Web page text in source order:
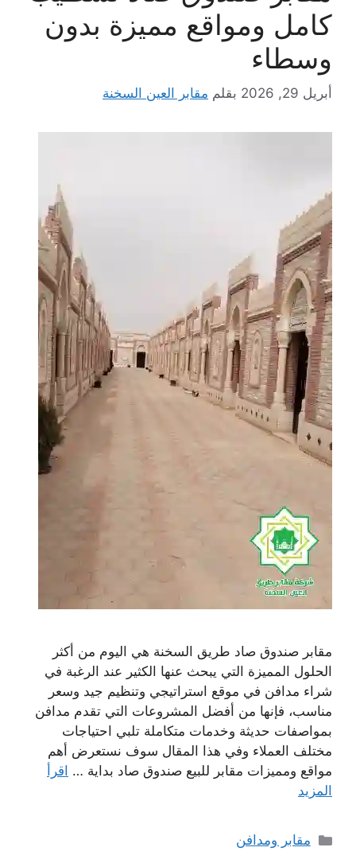
كامل ومواقع مميزة بدون
وسطاء
أبريل 29, 2026 بقلم مقابر العين السخنة
مقابر صندوق صاد طريق السخنة هي اليوم من أكثر
الحلول المميزة التي يبحث عنها الكثير عند الرغبة في
شراء مدافن في موقع استراتيجي وتنظيم جيد وسعر
مناسب، فإنها من أفضل المشروعات التي تقدم مدافن
بمواصفات حديثة وخدمات متكاملة تلبي احتياجات
مختلف العملاء وفي هذا المقال سوف نستعرض أهم
مواقع ومميزات مقابر للبيع صندوق صاد بداية … اقرأ
المزيد
التصنيفات
مقابر ومدافن